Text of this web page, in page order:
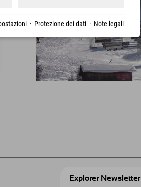
Explorer Newsletter
· Protezione dei dati · Note legali